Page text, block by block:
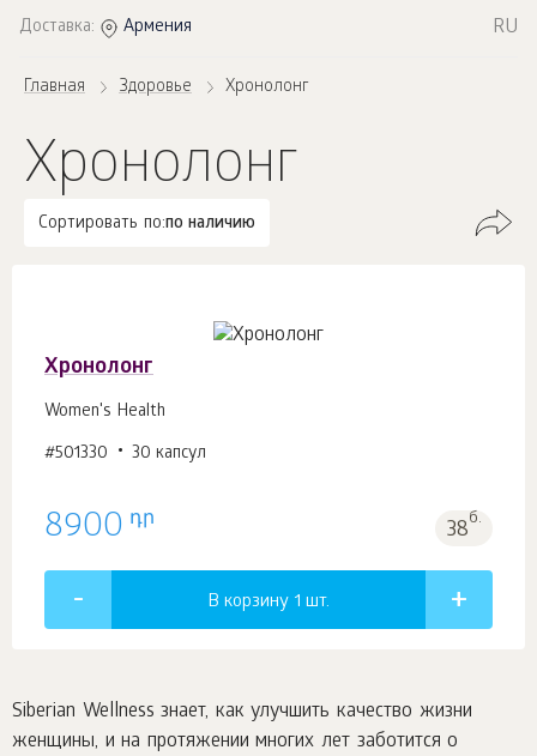
Доставка: Армения RU
Главная Здоровье Хронолонг
Хронолонг
Сортировать по:по наличию
Хронолонг
Women's Health
#501330 30 капсул
8900 դր 38б.
В корзину 1 шт.
Siberian Wellness знает, как улучшить качество жизни
женщины, и на протяжении многих лет заботится о